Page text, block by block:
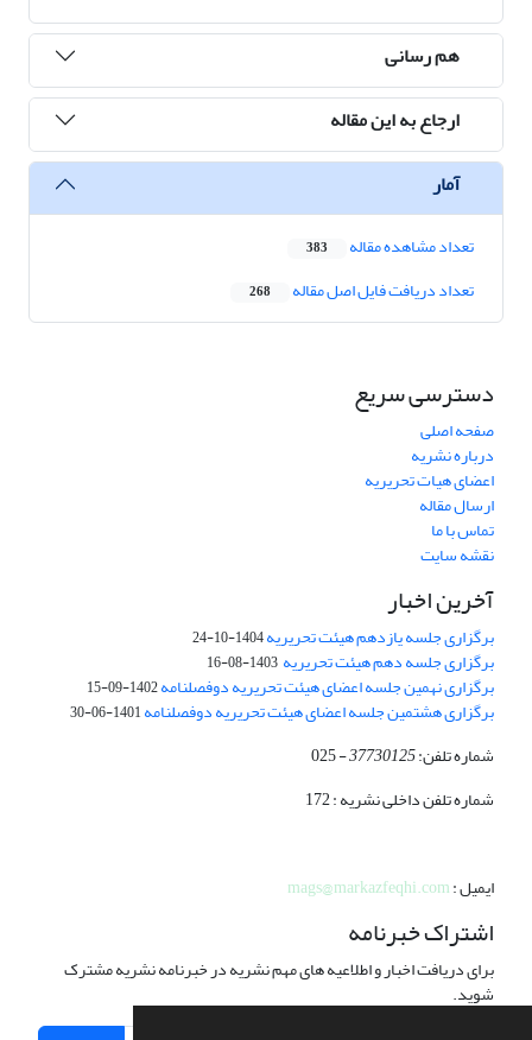
هم رسانی
ارجاع به این مقاله
آمار
تعداد مشاهده مقاله 383
تعداد دریافت فایل اصل مقاله 268
دسترسی سریع
صفحه اصلی
درباره نشریه
اعضای هیات تحریریه
ارسال مقاله
تماس با ما
نقشه سایت
آخرین اخبار
برگزاری جلسه یازدهم هیئت تحریریه1404-10-24
برگزاری جلسه دهم هیئت تحریریه 1403-08-16
برگزاری نهمین جلسه اعضای هیئت تحریریه دوفصلنامه1402-09-15
برگزاری هشتمین جلسه اعضای هیئت تحریریه دوفصلنامه1401-06-30
شماره تلفن:37730125
- 025
شماره تلفن داخلی نشریه : 172
ایمیل :mags@markazfeqhi.com
اشتراک خبرنامه
برای دریافت اخبار و اطلاعیه های مهم نشریه در خبرنامه نشریه مشترک
شوید.